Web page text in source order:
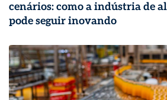
cenários: como a indústria de
pode seguir inovando